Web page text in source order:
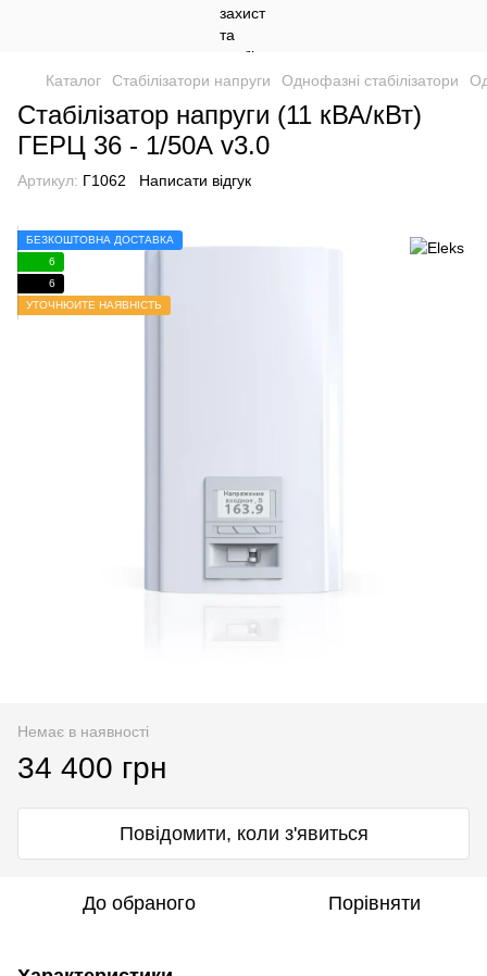
Каталог Стабілізатори напруги Однофазні стабілізатори
Стабілізатор напруги (11 кВА/кВт)
ГЕРЦ 36 - 1/50А v3.0
Артикул: Г1062 Написати відгук
БЕЗКОШТОВНА ДОСТАВКА
6
6
УТОЧНЮЙТЕ НАЯВНІСТЬ
Немає в наявності
34 400 грн
Повідомити, коли з'явиться
До обраного Порівняти